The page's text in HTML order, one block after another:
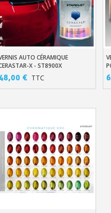
à la newsletter : 5€ de
sous 24 h en France
France métropolitaine pour
en 4x sans frais dès 30€
en ligne en moins d'1
créations et obtenez des
points de fidélité à chaque
sous 24 h en France
Retour produits sous 14 jours
de 5€ sur la première
Ajouter Au Panier
AUTO CÉRAMIQUE
X - ST8900X
€ TTC